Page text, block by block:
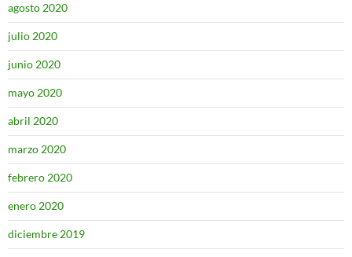
agosto 2020
julio 2020
junio 2020
mayo 2020
abril 2020
marzo 2020
febrero 2020
enero 2020
diciembre 2019